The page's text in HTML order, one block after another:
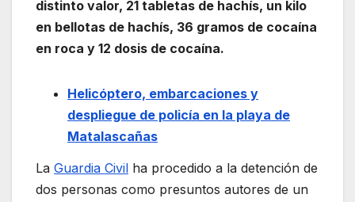
distinto valor, 21 tabletas de hachís, un kilo
en bellotas de hachís, 36 gramos de cocaína
en roca y 12 dosis de cocaína.
Helicóptero, embarcaciones y
despliegue de policía en la playa de
Matalascañas
La Guardia Civil ha procedido a la detención de
dos personas como presuntos autores de un